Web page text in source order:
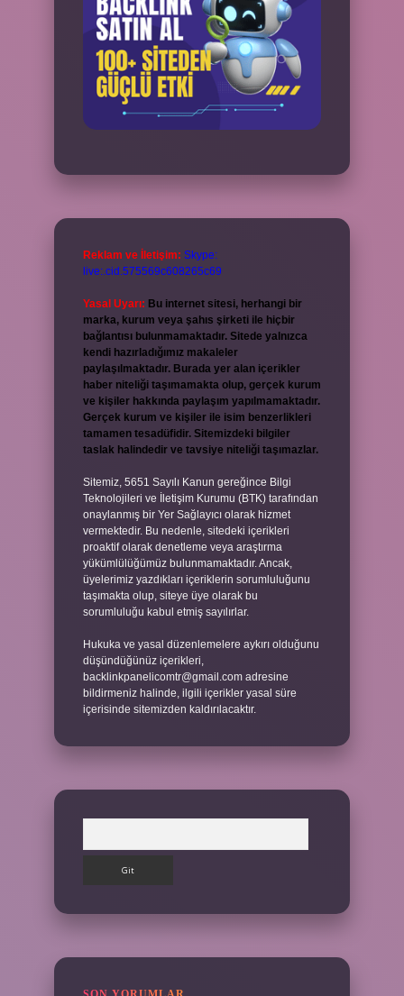
Reklam ve İletişim: Skype:
live:.cid.575569c608265c69
Yasal Uyarı: Bu internet sitesi, herhangi bir
marka, kurum veya şahıs şirketi ile hiçbir
bağlantısı bulunmamaktadır. Sitede yalnızca
kendi hazırladığımız makaleler
paylaşılmaktadır. Burada yer alan içerikler
haber niteliği taşımamakta olup, gerçek kurum
ve kişiler hakkında paylaşım yapılmamaktadır.
Gerçek kurum ve kişiler ile isim benzerlikleri
tamamen tesadüfidir. Sitemizdeki bilgiler
taslak halindedir ve tavsiye niteliği taşımazlar.
Sitemiz, 5651 Sayılı Kanun gereğince Bilgi
Teknolojileri ve İletişim Kurumu (BTK) tarafından
onaylanmış bir Yer Sağlayıcı olarak hizmet
vermektedir. Bu nedenle, sitedeki içerikleri
proaktif olarak denetleme veya araştırma
yükümlülüğümüz bulunmamaktadır. Ancak,
üyelerimiz yazdıkları içeriklerin sorumluluğunu
taşımakta olup, siteye üye olarak bu
sorumluluğu kabul etmiş sayılırlar.
Hukuka ve yasal düzenlemelere aykırı olduğunu
düşündüğünüz içerikleri,
backlinkpanelicomtr@gmail.com adresine
bildirmeniz halinde, ilgili içerikler yasal süre
içerisinde sitemizden kaldırılacaktır.